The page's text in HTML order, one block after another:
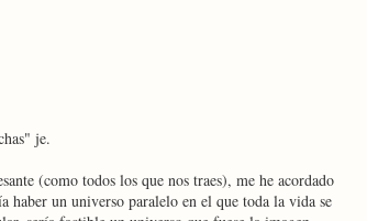
je.
(como todos los que nos traes), me he acordado
haber un universo paralelo en el que toda la vida se